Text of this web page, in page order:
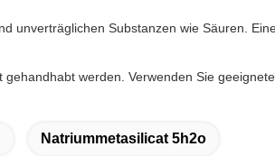
unverträglichen Substanzen wie Säuren.
werden. Verwenden Sie
Natriummetasilicat 5h2o